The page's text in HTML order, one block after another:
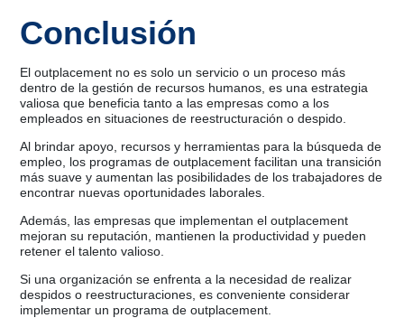
Conclusión
El outplacement no es solo un servicio o un proceso más
dentro de la gestión de recursos humanos, es una estrategia
valiosa que beneficia tanto a las empresas como a los
empleados en situaciones de reestructuración o despido.
Al brindar apoyo, recursos y herramientas para la búsqueda de
empleo, los programas de outplacement facilitan una transición
más suave y aumentan las posibilidades de los trabajadores de
encontrar nuevas oportunidades laborales.
Además, las empresas que implementan el outplacement
mejoran su reputación, mantienen la productividad y pueden
retener el talento valioso.
Si una organización se enfrenta a la necesidad de realizar
despidos o reestructuraciones, es conveniente considerar
implementar un programa de outplacement.